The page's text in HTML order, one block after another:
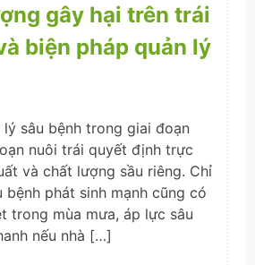
gây hại trên trái
biện pháp quản lý
sâu bệnh trong giai đoạn
nuôi trái quyết định trực
và chất lượng sầu riêng. Chỉ
phát sinh mạnh cũng có
trong mùa mưa, áp lực sâu
nếu nhà […]